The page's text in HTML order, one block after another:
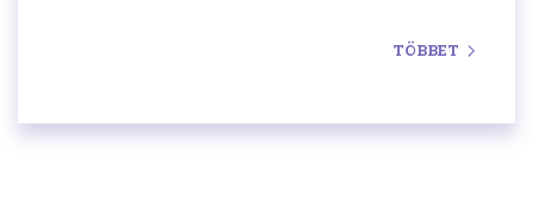
amelyekkel a webáruházak a terjeszkedés során
vállalkozók által leggyakrabban elkövetett hibákkal
TÖBBET